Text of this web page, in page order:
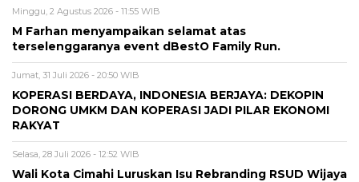
Minggu, 2 Agustus 2026 - 11:55 WIB
M Farhan menyampaikan selamat atas
terselenggaranya event dBestO Family Run.
Jumat, 31 Juli 2026 - 20:50 WIB
KOPERASI BERDAYA, INDONESIA BERJAYA: DEKOPIN
DORONG UMKM DAN KOPERASI JADI PILAR EKONOMI
RAKYAT
Selasa, 28 Juli 2026 - 12:52 WIB
Wali Kota Cimahi Luruskan Isu Rebranding RSUD Wijaya